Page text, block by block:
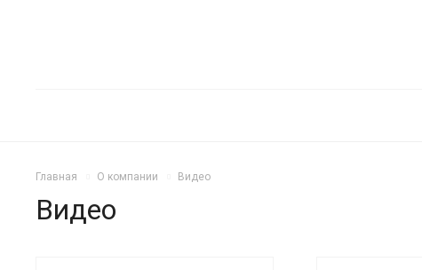
Главная О компании Видео
Видео